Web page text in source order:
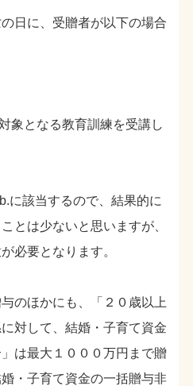
日に、受贈者が以下の場合
象となる教育訓練を受講し
に該当するので、結果的に
とは少ないと思いますが、
必要となります。
のほかにも、「２０歳以上
対して、結婚・子育て資金
は最大１０００万円まで贈
・子育て資金の一括贈与非